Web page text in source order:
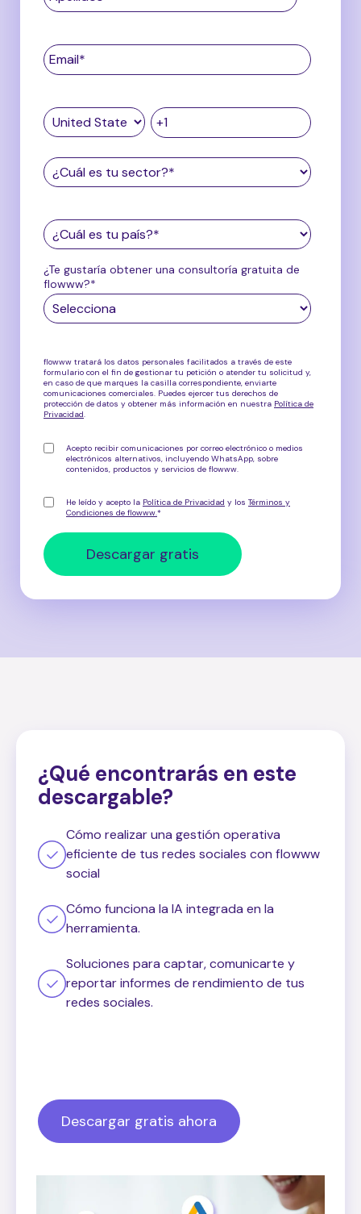
¿Te gustaría obtener una consultoría gratuita de
flowww?*
flowww tratará los datos personales facilitados a través de este
formulario con el fin de gestionar tu petición o atender tu solicitud y,
en caso de que marques la casilla correspondiente, enviarte
comunicaciones comerciales. Puedes ejercer tus derechos de
protección de datos y obtener más información en nuestra Política de
Privacidad.
Acepto recibir comunicaciones por correo electrónico o medios
electrónicos alternativos, incluyendo WhatsApp, sobre
contenidos, productos y servicios de flowww.
He leído y acepto la Política de Privacidad y los Términos y
Condiciones de flowww.*
¿Qué encontrarás en este
descargable?
Cómo realizar una gestión operativa
eficiente de tus redes sociales con flowww
social
Cómo funciona la IA integrada en la
herramienta.
Soluciones para captar, comunicarte y
reportar informes de rendimiento de tus
redes sociales.
Descargar gratis ahora